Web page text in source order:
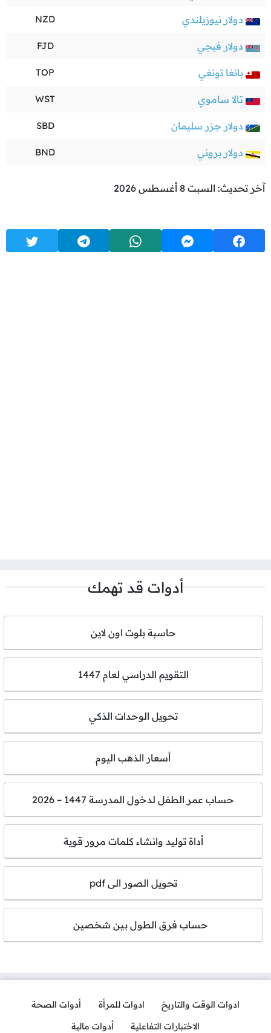
دولار نيوزيلندي NZD
دولار فيجي FJD
بانغا تونغي TOP
تالا ساموي WST
دولار جزر سليمان SBD
دولار بروني BND
آخر تحديث: السبت 8 أغسطس 2026
أدوات قد تهمك
حاسبة بلوت اون لاين
التقويم الدراسي لعام 1447
تحويل الوحدات الذكي
أسعار الذهب اليوم
حساب عمر الطفل لدخول المدرسة 1447 – 2026
أداة توليد وانشاء كلمات مرور قوية
تحويل الصور الى pdf
حساب فرق الطول بين شخصين
ادوات الوقت والتاريخ ادوات للمرأة
أدوات الصحة
الاختبارات التفاعلية
أدوات مالية